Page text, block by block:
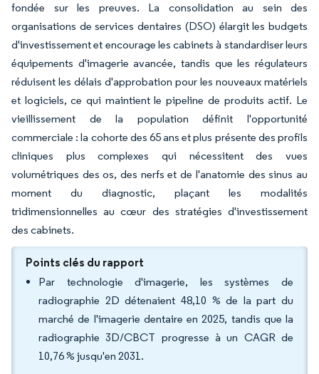
fondée sur les preuves. La consolidation au sein des
organisations de services dentaires (DSO) élargit les budgets
d'investissement et encourage les cabinets à standardiser leurs
équipements d'imagerie avancée, tandis que les régulateurs
réduisent les délais d'approbation pour les nouveaux matériels
et logiciels, ce qui maintient le pipeline de produits actif. Le
vieillissement de la population définit l'opportunité
commerciale : la cohorte des 65 ans et plus présente des profils
cliniques plus complexes qui nécessitent des vues
volumétriques des os, des nerfs et de l'anatomie des sinus au
moment du diagnostic, plaçant les modalités
tridimensionnelles au cœur des stratégies d'investissement
des cabinets.
Points clés du rapport
Par technologie d'imagerie, les systèmes de
radiographie 2D détenaient 48,10 % de la part du
marché de l'imagerie dentaire en 2025, tandis que la
radiographie 3D/CBCT progresse à un CAGR de
10,76 % jusqu'en 2031.